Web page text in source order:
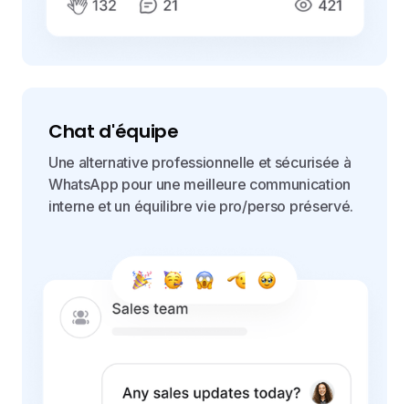
Chat d'équipe
Une alternative professionnelle et sécurisée à
WhatsApp pour une meilleure communication
interne et un équilibre vie pro/perso préservé.